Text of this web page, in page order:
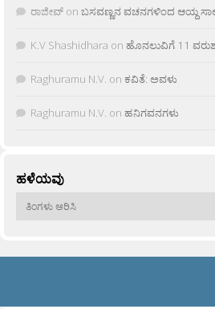
ರಾಜೀವ್ on ಬಸವಣ್ಣನ ವಚನಗಳಿಂದ ಆಯ್ದ
K.V Shashidhara on ಹೊನಲುವಿಗೆ 11
Raghuramu N.V. on ಕವಿತೆ: ಅವಳು
Raghuramu N.V. on ಹನಿಗವನಗಳು
ಹಳೆಯವು
ಹಳೆಯವು